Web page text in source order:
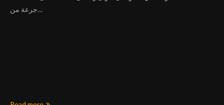
جرعة من…